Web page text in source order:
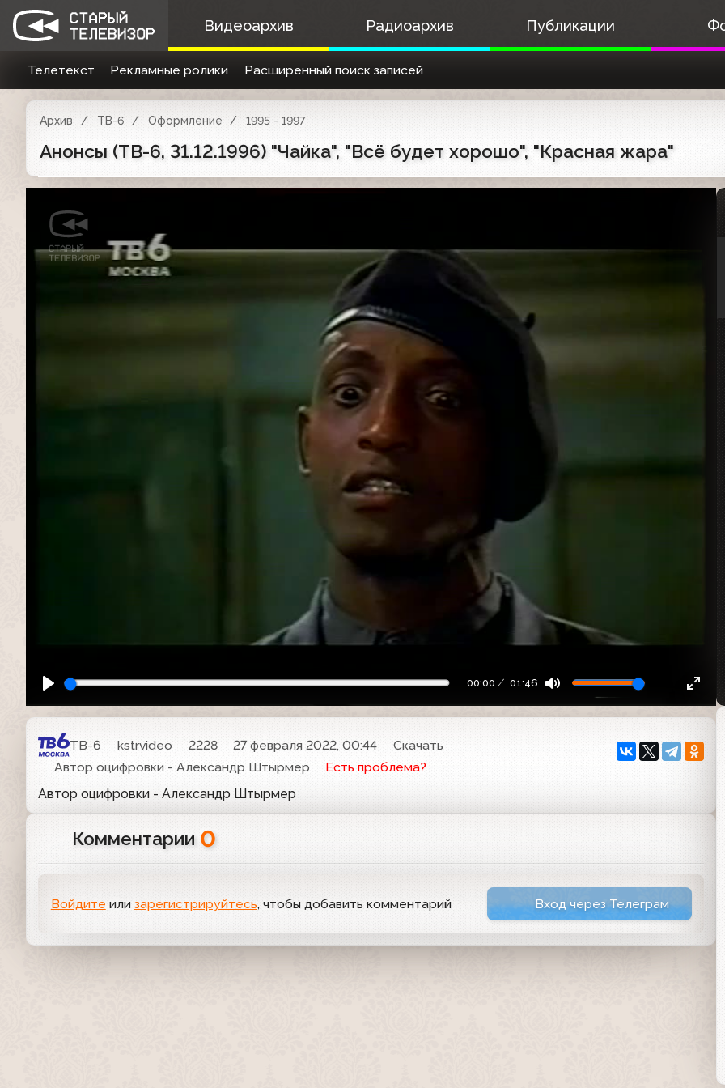
Видеоархив Радиоархив Публикации
Телетекст Рекламные ролики Расширенный поиск записей
Архив ТВ-6 Оформление 1995 - 1997
Анонсы (ТВ-6, 31.12.1996) "Чайка", "Всё будет хорошо", "Красная жара"
00:00 01:46
ТВ-6 kstrvideo 2228 27 февраля 2022, 00:44
Скачать
Автор оцифровки - Александр Штырмер
Есть проблема?
Автор оцифровки - Александр Штырмер
Комментарии 0
Войдите или зарегистрируйтесь, чтобы добавить комментарий Вход через Телеграм